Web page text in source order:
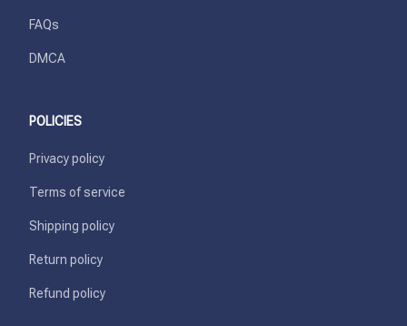
FAQs
DMCA
POLICIES
Privacy policy
Terms of service
Shipping policy
Return policy
Refund policy